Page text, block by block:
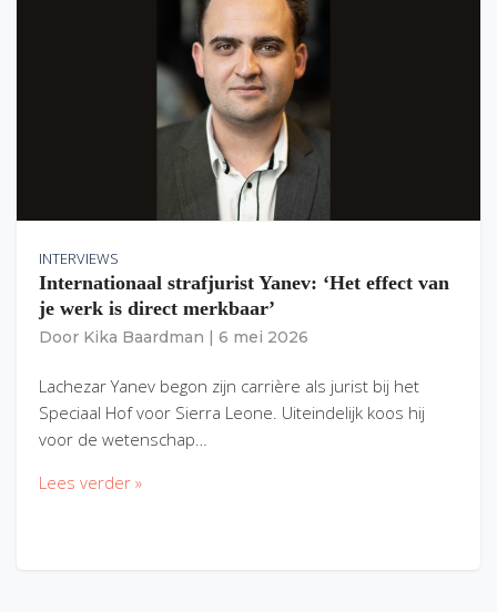
INTERVIEWS
Internationaal strafjurist Yanev: ‘Het effect van
je werk is direct merkbaar’
Door Kika Baardman 6 mei 2026
Lachezar Yanev begon zijn carrière als jurist bij het
Speciaal Hof voor Sierra Leone. Uiteindelijk koos hij
voor de wetenschap…
Lees verder »